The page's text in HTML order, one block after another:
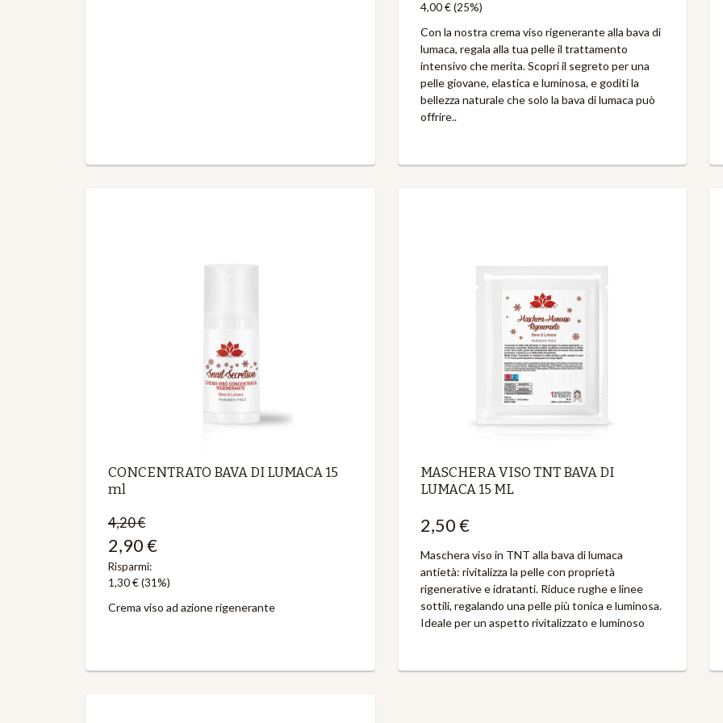
4,00 €(25%)
Con la nostra crema viso rigenerante alla bava di
lumaca, regala alla tua pelle il trattamento
intensivo che merita. Scopri il segreto per una
pelle giovane, elastica e luminosa, e goditi la
bellezza naturale che solo la bava di lumaca può
offrire..
CONCENTRATO BAVA DI LUMACA 15
ml
4,20 €
2,90 €
Risparmi:
1,30 €(31%)
Crema viso ad azione rigenerante
MASCHERA VISO TNT BAVA DI
LUMACA 15 ML
2,50 €
Maschera viso in TNT alla bava di lumaca
antietà: rivitalizza la pelle con proprietà
rigenerative e idratanti. Riduce rughe e linee
sottili, regalando una pelle più tonica e luminosa.
Ideale per un aspetto rivitalizzato e luminoso